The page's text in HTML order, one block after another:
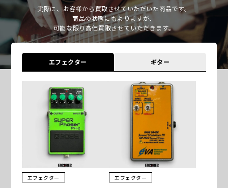
実際に、お客様から買取させていただいた商品です。
商品の状態にもよりますが、
可能な限り高価買取させていただきます。
エフェクター ギター
エフェクター エフェクター